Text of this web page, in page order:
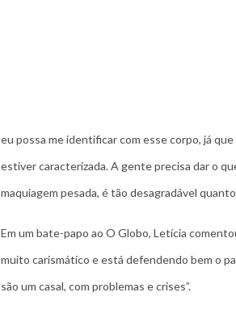
eu possa me identificar com esse corpo, já
estiver caracterizada. A gente precisa dar o
maquiagem pesada, é tão desagradável quanto
Em um bate-papo ao O Globo, Letícia
muito carismático e está defendendo bem o
são um casal, com problemas e crises”.